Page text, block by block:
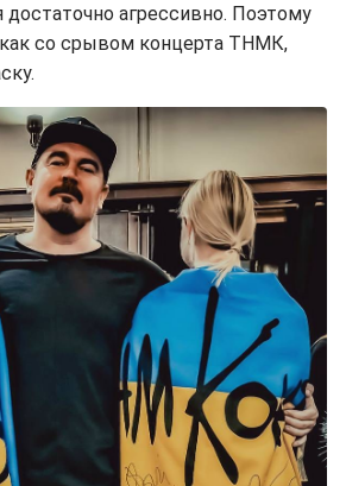
достаточно агрессивно. Поэтому
со срывом концерта ТНМК,